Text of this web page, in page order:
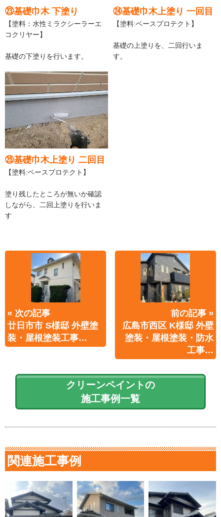
㉓基礎巾木 下塗り
【塗料：水性ミラクシーラーエ
コクリヤー】
基礎の下塗りを行います。
㉔基礎巾木上塗り 一回目
【塗料:ベースプロテクト】
基礎の上塗りを、二回行いま
す。
㉕基礎巾木上塗り 二回目
【塗料:ベースプロテクト】
塗り残したところが無いか確認
しながら、二回上塗りを行いま
す
« 次の記事
廿日市市 S様邸 外壁塗
装・屋根塗装工事…
前の記事 »
広島市西区 K様邸 外壁
塗装・屋根塗装・防水
工事…
クリーンペイントの
施工事例一覧
関連施工事例